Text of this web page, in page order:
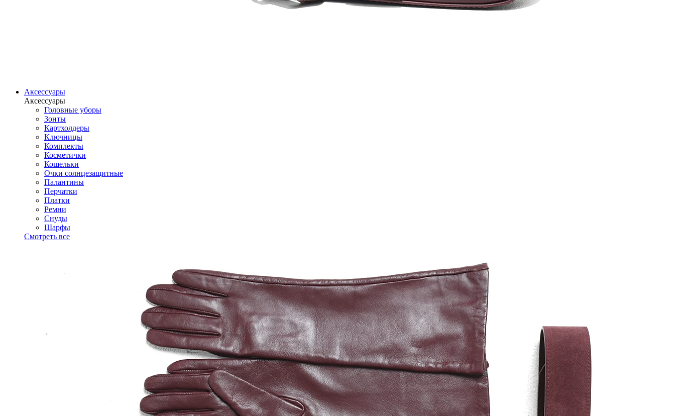
Аксессуары
Аксессуары
Головные уборы
Зонты
Картхолдеры
Ключницы
Комплекты
Косметички
Кошельки
Очки солнцезащитные
Палантины
Перчатки
Платки
Ремни
Снуды
Шарфы
Смотреть все